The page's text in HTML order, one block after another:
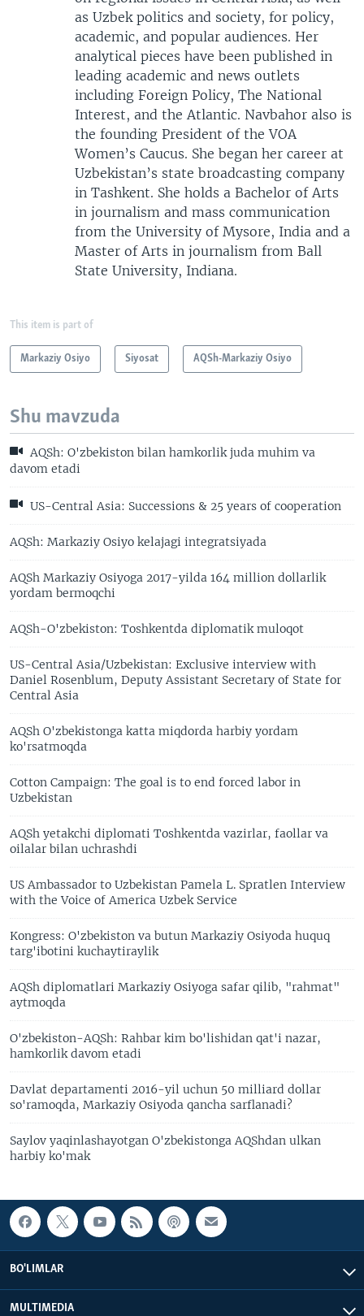
as Uzbek politics and society, for policy,
academic, and popular audiences. Her
analytical pieces have been published in
leading academic and news outlets
including Foreign Policy, The National
Interest, and the Atlantic. Navbahor also is
the founding President of the VOA
Women’s Caucus. She began her career at
Uzbekistan’s state broadcasting company
in Tashkent. She holds a Bachelor of Arts
in journalism and mass communication
from the University of Mysore, India and a
Master of Arts in journalism from Ball
State University, Indiana.
This item is part of
Markaziy Osiyo Siyosat AQSh-Markaziy Osiyo
Shu mavzuda
AQSh: O'zbekiston bilan hamkorlik juda muhim va
davom etadi
US-Central Asia: Successions & 25 years of cooperation
AQSh: Markaziy Osiyo kelajagi integratsiyada
AQSh Markaziy Osiyoga 2017-yilda 164 million dollarlik
yordam bermoqchi
AQSh-O'zbekiston: Toshkentda diplomatik muloqot
US-Central Asia/Uzbekistan: Exclusive interview with
Daniel Rosenblum, Deputy Assistant Secretary of State for
Central Asia
AQSh O'zbekistonga katta miqdorda harbiy yordam
ko'rsatmoqda
Cotton Campaign: The goal is to end forced labor in
Uzbekistan
AQSh yetakchi diplomati Toshkentda vazirlar, faollar va
oilalar bilan uchrashdi
US Ambassador to Uzbekistan Pamela L. Spratlen Interview
with the Voice of America Uzbek Service
Kongress: O'zbekiston va butun Markaziy Osiyoda huquq
targ'ibotini kuchaytiraylik
AQSh diplomatlari Markaziy Osiyoga safar qilib, "rahmat"
aytmoqda
O'zbekiston-AQSh: Rahbar kim bo'lishidan qat'i nazar,
hamkorlik davom etadi
Davlat departamenti 2016-yil uchun 50 milliard dollar
so'ramoqda, Markaziy Osiyoda qancha sarflanadi?
Saylov yaqinlashayotgan O'zbekistonga AQShdan ulkan
harbiy ko'mak
BO'LIMLAR
MULTIMEDIA